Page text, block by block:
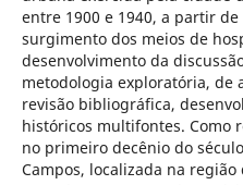
entre 1900 e 1940, a partir
surgimento dos meios de
desenvolvimento da
metodologia exploratória, de
revisão bibliográfica,
históricos multifontes. Como
no primeiro decênio do
Campos, localizada na região